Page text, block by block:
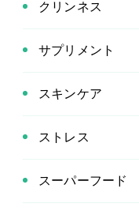
クリンネス
サプリメント
スキンケア
ストレス
スーパーフード